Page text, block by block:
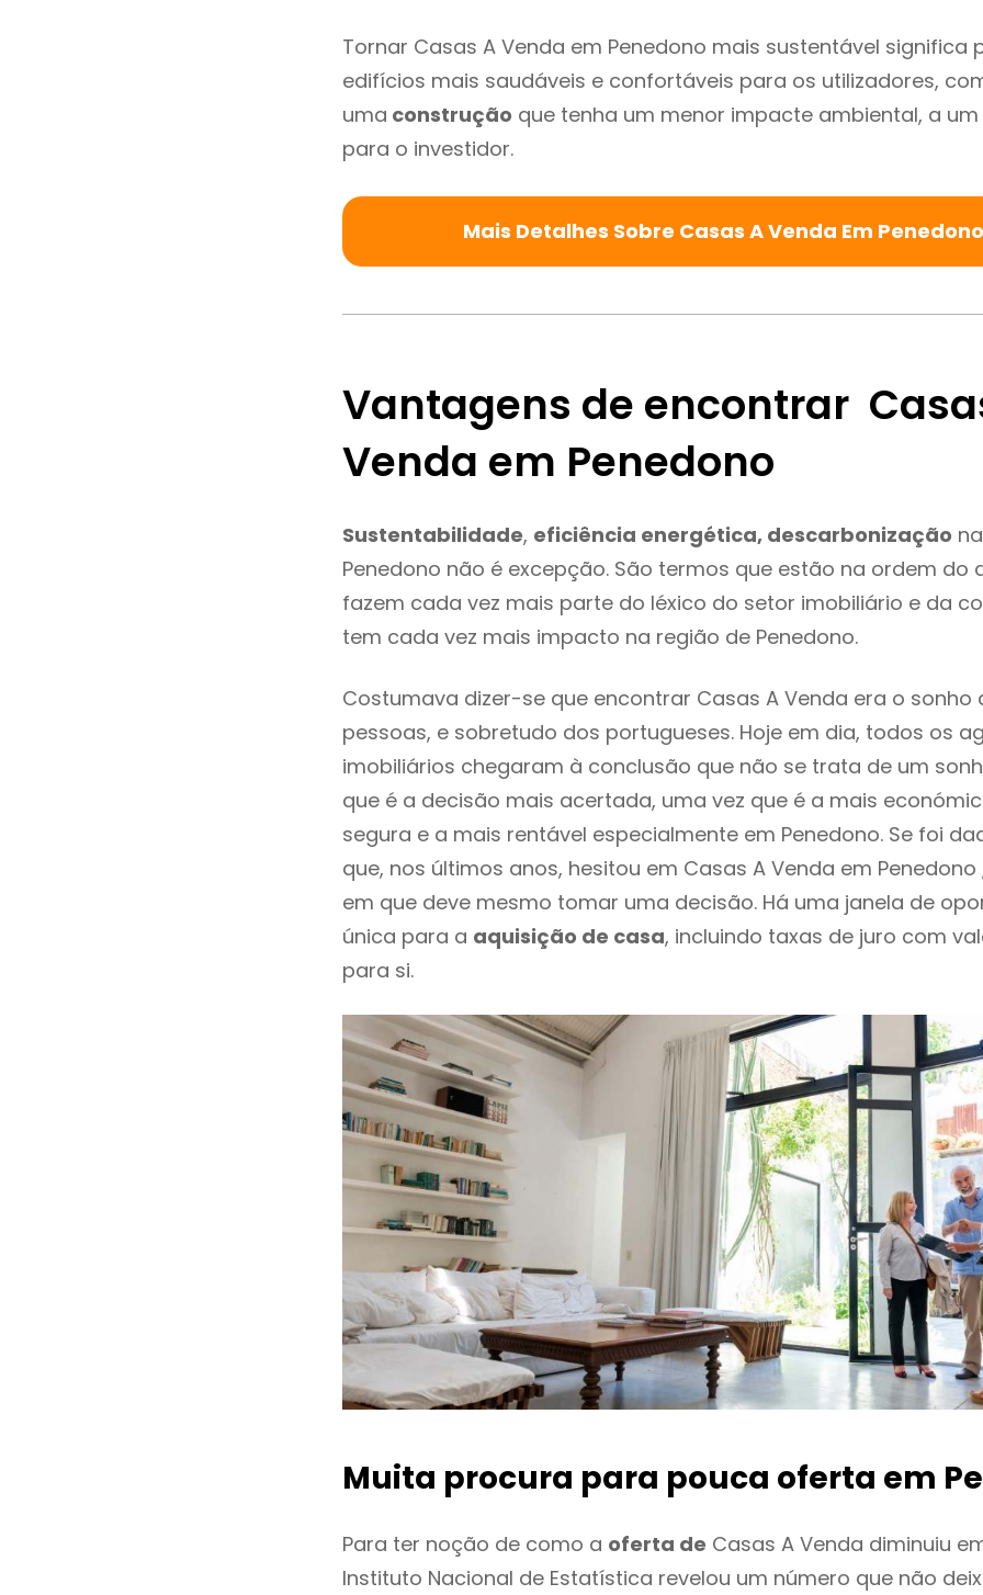
Tornar Casas A Venda em Penedono mais sustentável significa
edifícios mais saudáveis e confortáveis para os utilizadores,
uma construção que tenha um menor impacte ambiental, a
para o investidor.
Mais Detalhes Sobre Casas A Venda Em
Vantagens de encontrar
Venda em Penedono
Sustentabilidade, eficiência energética, descarbonização
Penedono não é excepção. São termos que estão na ordem do
fazem cada vez mais parte do léxico do setor imobiliário e da
tem cada vez mais impacto na região de Penedono.
Costumava dizer-se que encontrar Casas A Venda era o sonho
pessoas, e sobretudo dos portugueses. Hoje em dia, todos os
imobiliários chegaram à conclusão que não se trata de um
que é a decisão mais acertada, uma vez que é a mais
segura e a mais rentável especialmente em Penedono. Se foi
que, nos últimos anos, hesitou em Casas A Venda em
em que deve mesmo tomar uma decisão. Há uma janela de
única para a aquisição de casa, incluindo taxas de juro com
para si.
Muita procura para pouca oferta em
Para ter noção de como a oferta de Casas A Venda diminuiu
Instituto Nacional de Estatística revelou um número que não